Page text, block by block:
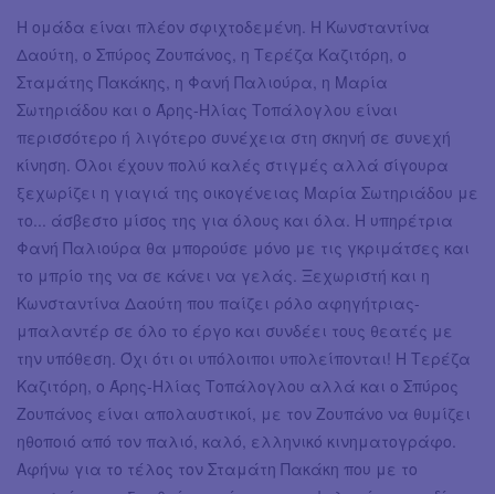
Η ομάδα είναι πλέον σφιχτοδεμένη. Η Κωνσταντίνα
Δαούτη, ο Σπύρος Ζουπάνος, η Τερέζα Καζιτόρη, ο
Σταμάτης Πακάκης, η Φανή Παλιούρα, η Μαρία
Σωτηριάδου και ο Άρης-Ηλίας Τοπάλογλου είναι
περισσότερο ή λιγότερο συνέχεια στη σκηνή σε συνεχή
κίνηση. Όλοι έχουν πολύ καλές στιγμές αλλά σίγουρα
ξεχωρίζει η γιαγιά της οικογένειας Μαρία Σωτηριάδου με
το... άσβεστο μίσος της για όλους και όλα. Η υπηρέτρια
Φανή Παλιούρα θα μπορούσε μόνο με τις γκριμάτσες και
το μπρίο της να σε κάνει να γελάς. Ξεχωριστή και η
Κωνσταντίνα Δαούτη που παίζει ρόλο αφηγήτριας-
μπαλαντέρ σε όλο το έργο και συνδέει τους θεατές με
την υπόθεση. Όχι ότι οι υπόλοιποι υπολείπονται! Η Τερέζα
Καζιτόρη, ο Άρης-Ηλίας Τοπάλογλου αλλά και ο Σπύρος
Ζουπάνος είναι απολαυστικοί, με τον Ζουπάνο να θυμίζει
ηθοποιό από τον παλιό, καλό, ελληνικό κινηματογράφο.
Αφήνω για το τέλος τον Σταμάτη Πακάκη που με το